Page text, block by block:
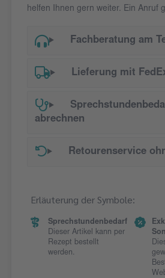
helfen Ihnen gern weiter. Ein Anruf
Fachberatung am
Lieferung mit
abrechnen
Retourenservice
Erläuterung der Symbole:
Sprechstundenbedarf
Dieser Artikel kann per
Rezept bestellt
werden.